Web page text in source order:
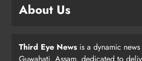
About Us
Third Eye News is a dynamic
Guwahati, Assam, dedicated to